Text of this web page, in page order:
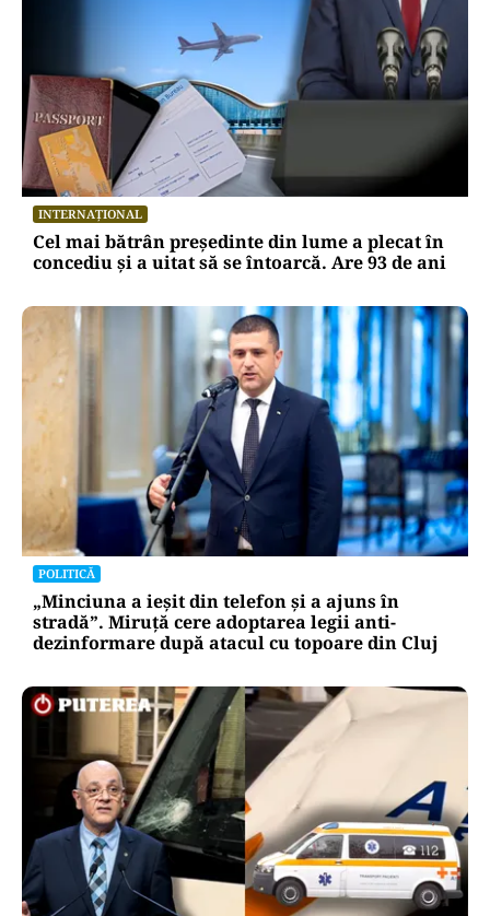
INTERNAȚIONAL
Cel mai bătrân președinte din lume a plecat în
concediu și a uitat să se întoarcă. Are 93 de ani
POLITICĂ
„Minciuna a ieșit din telefon și a ajuns în
stradă”. Miruță cere adoptarea legii anti-
dezinformare după atacul cu topoare din Cluj